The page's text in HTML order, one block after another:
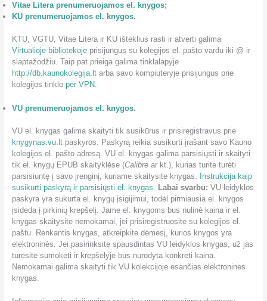
Vitae Litera prenumeruojamos el. knygos;
KU prenumeruojamos el. knygos.
KTU, VGTU, Vitae Litera ir KU išteklius rasti ir atverti galima
Virtualioje bibliotekojeprisijungus su kolegijos el. pašto vardu iki @ ir
slaptažodžiu. Taip pat prieiga galima tinklalapyje
http://db.kaunokolegija.ltarba savo kompiuteryje prisijungus prie
kolegijos tinklo per VPN.
VU prenumeruojamos el. knygos.
VU el. knygas galima skaityti tik susikūrus ir prisiregistravus prie
knygynas.vu.lt paskyros. Paskyrą reikia susikurti įrašant savo Kauno
kolegijos el. pašto adresą. VU el. knygas galima parsisiųsti ir skaityti
tik el. knygų EPUB skaityklėse (Calibre ar kt.), kurias turite turėti
parsisiuntę į savo įrenginį, kuriame skaitysite knygas.
Instrukcija kaip
susikurti paskyrą ir parsisiųsti el. knygas.
Labai svarbu: VU leidyklos
paskyra yra sukurta el. knygų įsigijimui, todėl pirmiausia el. knygos
įsideda į pirkinių krepšelį. Jame el. knygoms bus nulinė kaina ir el.
knygas skaitysite nemokamai, jei prisiregistruosite su kolegijos el.
paštu. Renkantis knygas, atkreipkite dėmesį, kurios knygos yra
elektroninės. Jei pasirinksite spausdintas VU leidyklos knygas, už jas
turėsite sumokėti ir krepšelyje bus nurodyta konkreti kaina.
Nemokamai galima skaityti tik VU kolekcijoje esančias elektronines
knygas.